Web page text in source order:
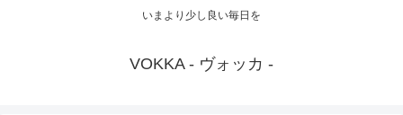
いまより少し良い毎日を
VOKKA - ヴォッカ -